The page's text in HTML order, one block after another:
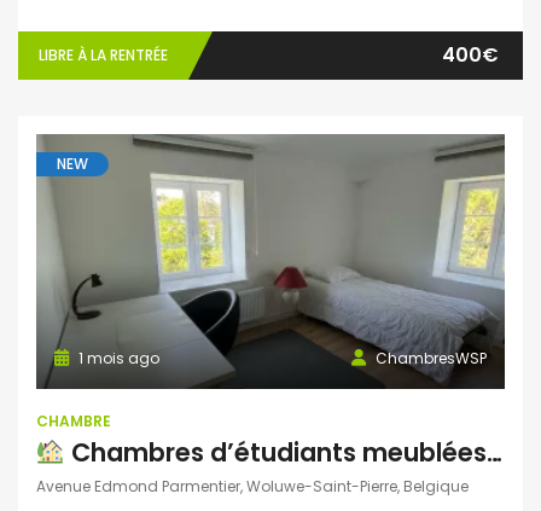
LIBRE À LA RENTRÉE 400€
NEW
ChambresWSP
1 mois ago
CHAMBRE
Chambres d’étudiants meublées à louer – Woluwe-Saint-Pierre
Avenue Edmond Parmentier, Woluwe-Saint-Pierre, Belgique